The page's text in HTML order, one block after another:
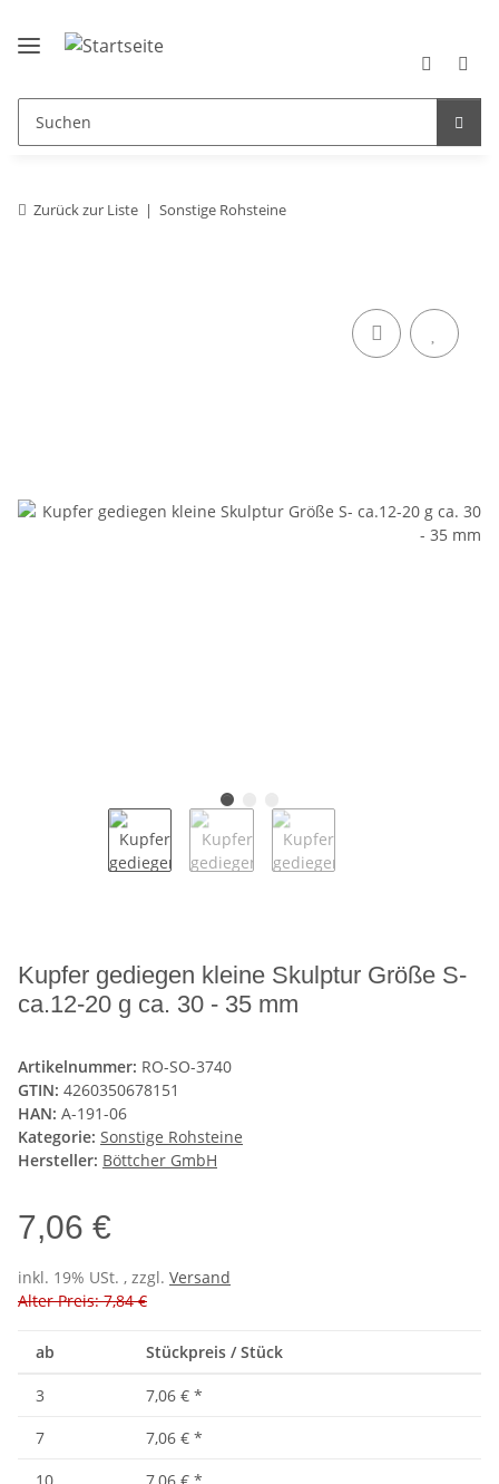
Zurück zur Liste Sonstige Rohsteine
Kupfer gediegen kleine Skulptur Größe S-
ca.12-20 g ca. 30 - 35 mm
Artikelnummer: RO-SO-3740
GTIN: 4260350678151
HAN: A-191-06
Kategorie: Sonstige Rohsteine
Hersteller: Böttcher GmbH
7,06 €
inkl. 19% USt. , zzgl. Versand
Alter Preis: 7,84 €
ab Stückpreis / Stück
3 7,06 € *
7
7,06 € *